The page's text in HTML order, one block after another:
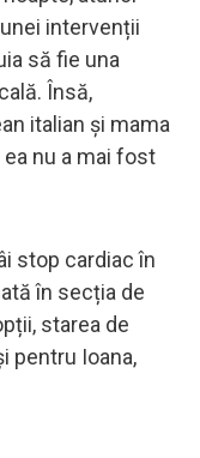
intervenții
să fie una
Însă,
italian și mama
nu a mai fost
stop cardiac în
în secția de
starea de
pentru Ioana,